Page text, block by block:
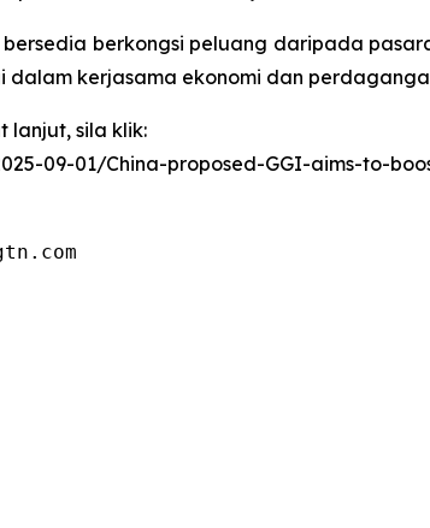
berkongsi peluang daripada
kerjasama ekonomi dan
lanjut, sila klik:
09-01/China-proposed-GGI-aims-to-